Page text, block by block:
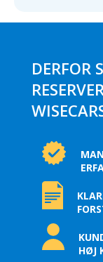
DERFOR
HØJ